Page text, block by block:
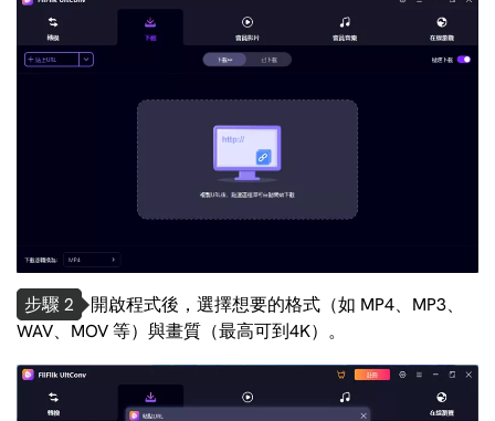
步驟 2 開啟程式後，選擇想要的格式（如 MP4、MP3、
WAV、MOV 等）與畫質（最高可到4K）。